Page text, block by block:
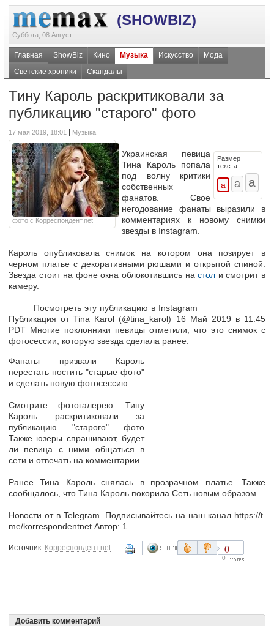
(SHOWBIZ)
Суббота, 08 Август
Главная ShowBiz Кино Музыка Искусство
Мода
Светские хроники
Скандалы
Тину Кароль раскритиковали за
публикацию "старого" фото
17 мая 2019, 18:01 Музыка
фото с Корреспондент.net
Размер
текста:
Украинская певица
Тина Кароль попала
под волну критики
собственных
фанатов. Свое
негодование фанаты выразили в
комментариях к новому снимки
звезды в Instagram.
Кароль опубликовала снимок на котором она позирует в
черном платье с декоративными рюшами и открытой спиной.
Звезда стоит на фоне окна облокотившись настол и смотрит в
камеру.
Посмотреть эту публикацию в Instagram
Публикация от Tina Karol (@tina_karol) 16 Май 2019 в 11:45
PDT Многие поклонники певицы отметили, что это снимок с
фотосессии, которую звезда сделала ранее.
Фанаты призвали Кароль
перестать постить "старые фото"
и сделать новую фотосессию.
Cмотрите фотогалерею: Тину
Кароль раскритиковали за
публикацию "старого" фото
Также юзеры спрашивают, будет
ли певица с ними общаться в
сети и отвечать на комментарии.
Ранее Тина Кароль снялась в прозрачном платье. Также
сообщалось, что Тина Кароль покорила Сеть новым образом.
Новости от в Telegram. Подписывайтесь на наш канал https://t.
me/korrespondentnet Автор: 1
Источник: Корреспондент.net 0
0
Добавить комментарий